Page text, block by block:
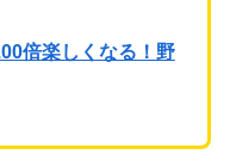
倍楽しくなる！野